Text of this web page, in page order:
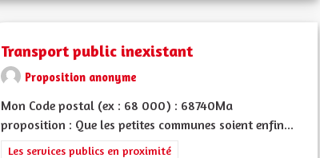
Transport public inexistant
Proposition anonyme
Mon Code postal (ex : 68 000) : 68740Ma
proposition : Que les petites communes soient enfin...
Filtrer les résultats de la catégorie : Les services publics en
Les services publics en proximité